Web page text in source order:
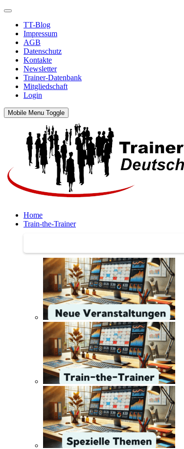
TT-Blog
Impressum
AGB
Datenschutz
Kontakte
Newsletter
Trainer-Datenbank
Mitgliedschaft
Login
Mobile Menu Toggle
Home
Train-the-Trainer